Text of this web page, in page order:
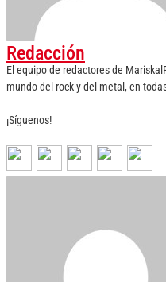
Redacción
El equipo de redactores de
mundo del rock y del metal, en
¡Síguenos!